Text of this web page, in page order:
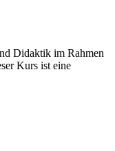
Didaktik im Rahmen
Kurs ist eine